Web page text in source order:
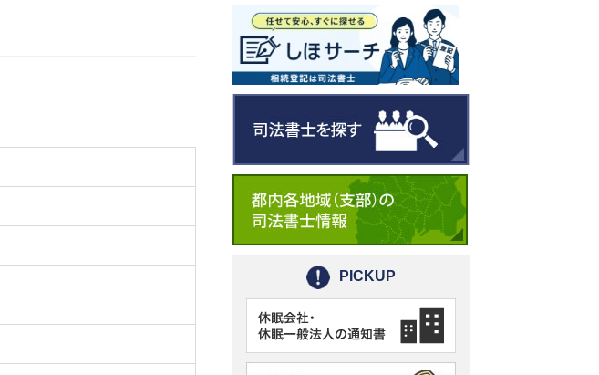
相続業務
動画ギャラリー
劇団リーガル☆スター
活動記録
東京司法書士会概要
土地や家のこと
PICKUP